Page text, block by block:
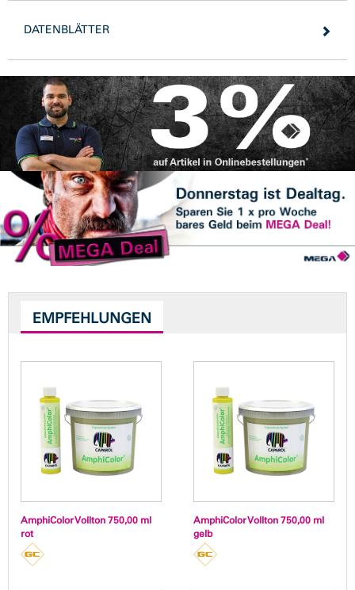
DATENBLÄTTER
EMPFEHLUNGEN
AmphiColor Vollton 750,00 ml
rot
AmphiColor Vollton 750,00 ml
gelb